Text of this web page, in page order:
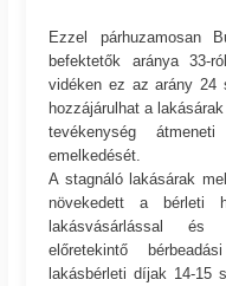
Ezzel párhuzamosan
befektetők aránya 33-
vidéken ez az arány 24
hozzájárulhat a
tevékenység
emelkedését.
A stagnáló lakásárak
növekedett a bérleti
lakásvásárlással és
előretekintő
lakásbérleti díjak 14-15